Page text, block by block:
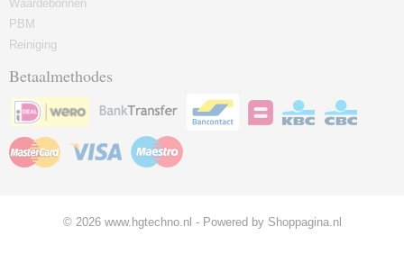
Waardebonnen
PBM
Reiniging
Betaalmethodes
© 2026 www.hgtechno.nl - Powered by Shoppagina.nl